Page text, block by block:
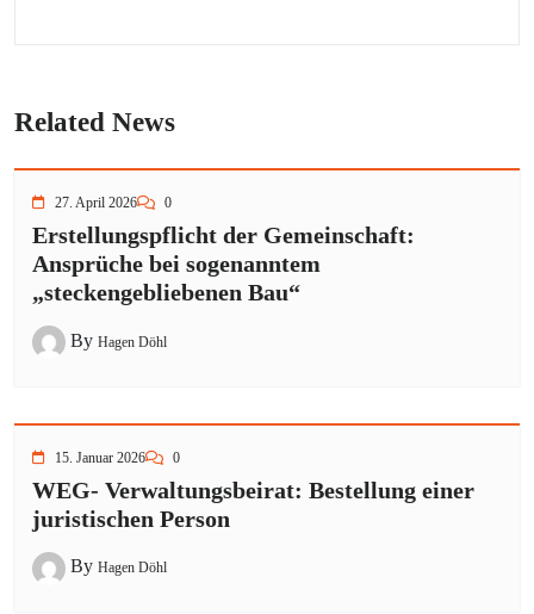
Related News
27. April 2026 0
Erstellungspflicht der Gemeinschaft:
Ansprüche bei sogenanntem
„steckengebliebenen Bau“
By Hagen Döhl
15. Januar 2026 0
WEG- Verwaltungsbeirat: Bestellung einer
juristischen Person
By Hagen Döhl